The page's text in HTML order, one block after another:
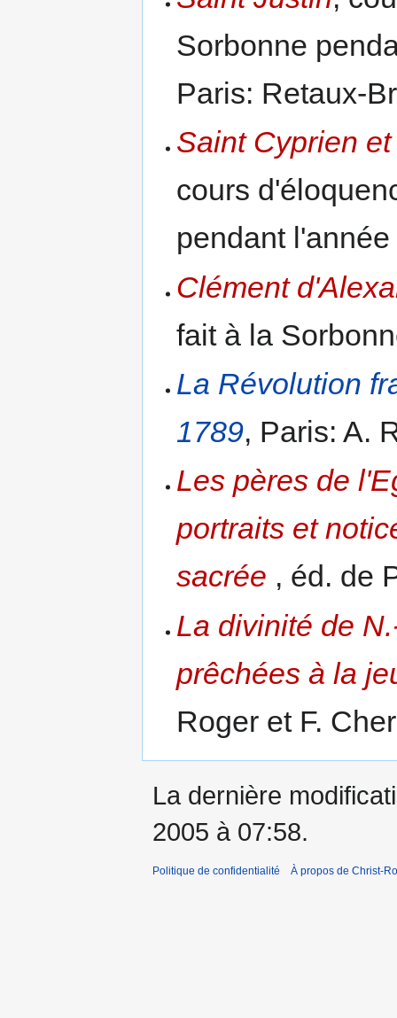
Sorbonne
Paris: Retaux-
Saint Cyprien
cours
pendant
Clément
fait à la
La Révolution
1789, Paris: A.
Les pères de
portraits et
sacrée , éd. de
La divinité de
prêchées à la
Roger et F.
La dernière
2005 à 07:58.
Politique de confidentialité À propos de Christ-